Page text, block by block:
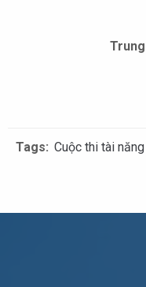
Tags: Cuộc thi tài năng